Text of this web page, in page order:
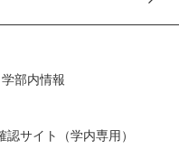
学部内情報
サイト（学内専用）